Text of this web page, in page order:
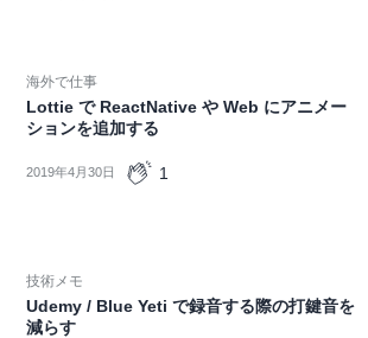
海外で仕事
Lottie で ReactNative や Web にアニメー
ションを追加する
2019年4月30日 1
技術メモ
Udemy / Blue Yeti で録音する際の打鍵音を
減らす